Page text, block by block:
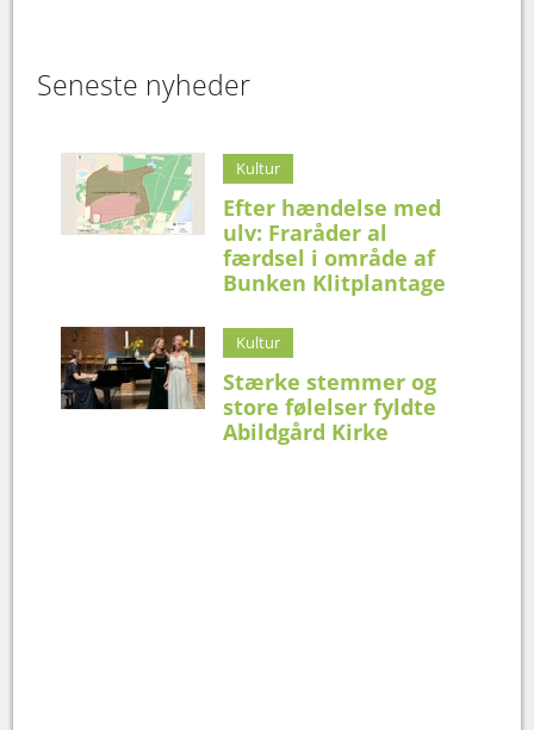
Seneste nyheder
Kultur
Efter hændelse med
ulv: Fraråder al
færdsel i område af
Bunken Klitplantage
Kultur
Stærke stemmer og
store følelser fyldte
Abildgård Kirke